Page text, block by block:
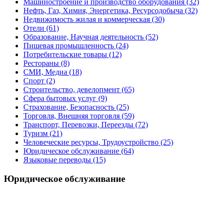
Машиностроение и производство оборудования (32)
Нефть, Газ, Химия, Энергетика, Ресурсодобыча (32)
Недвижимость жилая и коммерческая (30)
Отели (61)
Образование, Научная деятельность (52)
Пишевая промышленность (24)
Потребительские товары (12)
Рестораны (8)
СМИ, Медиа (18)
Спорт (2)
Строительство, девелопмент (65)
Сфера бытовых услуг (9)
Страхование, Безопасность (25)
Торговля, Внешняя торговля (59)
Транспорт, Перевозки, Переезды (72)
Туризм (21)
Человеческие ресурсы, Трудоустройство (25)
Юридическое обслуживание (64)
Языковые переводы (15)
Юридическое обслуживание